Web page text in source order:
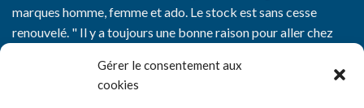
Gérer le consentement aux
cookies
marques homme, femme et ado. Le stock est sans cesse
renouvelé. " Il y a toujours une bonne raison pour aller chez